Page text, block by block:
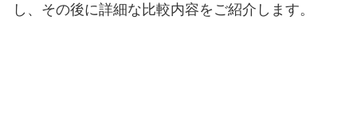
し、その後に詳細な比較内容をご紹介します。